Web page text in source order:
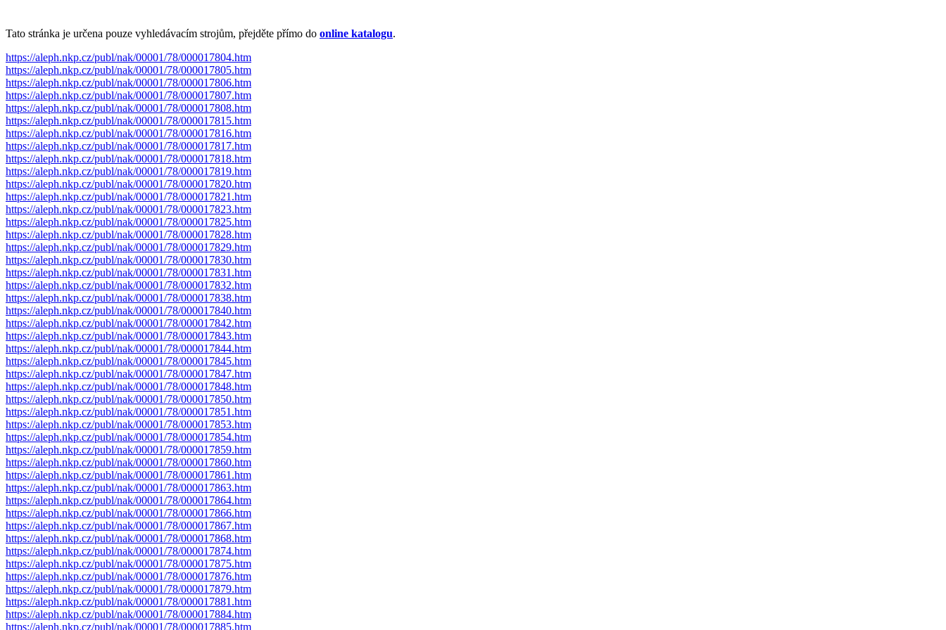
Tato stránka je určena pouze vyhledávacím strojům, přejděte přímo do online katalogu.
https://aleph.nkp.cz/publ/nak/00001/78/000017804.htm
https://aleph.nkp.cz/publ/nak/00001/78/000017805.htm
https://aleph.nkp.cz/publ/nak/00001/78/000017806.htm
https://aleph.nkp.cz/publ/nak/00001/78/000017807.htm
https://aleph.nkp.cz/publ/nak/00001/78/000017808.htm
https://aleph.nkp.cz/publ/nak/00001/78/000017815.htm
https://aleph.nkp.cz/publ/nak/00001/78/000017816.htm
https://aleph.nkp.cz/publ/nak/00001/78/000017817.htm
https://aleph.nkp.cz/publ/nak/00001/78/000017818.htm
https://aleph.nkp.cz/publ/nak/00001/78/000017819.htm
https://aleph.nkp.cz/publ/nak/00001/78/000017820.htm
https://aleph.nkp.cz/publ/nak/00001/78/000017821.htm
https://aleph.nkp.cz/publ/nak/00001/78/000017823.htm
https://aleph.nkp.cz/publ/nak/00001/78/000017825.htm
https://aleph.nkp.cz/publ/nak/00001/78/000017828.htm
https://aleph.nkp.cz/publ/nak/00001/78/000017829.htm
https://aleph.nkp.cz/publ/nak/00001/78/000017830.htm
https://aleph.nkp.cz/publ/nak/00001/78/000017831.htm
https://aleph.nkp.cz/publ/nak/00001/78/000017832.htm
https://aleph.nkp.cz/publ/nak/00001/78/000017838.htm
https://aleph.nkp.cz/publ/nak/00001/78/000017840.htm
https://aleph.nkp.cz/publ/nak/00001/78/000017842.htm
https://aleph.nkp.cz/publ/nak/00001/78/000017843.htm
https://aleph.nkp.cz/publ/nak/00001/78/000017844.htm
https://aleph.nkp.cz/publ/nak/00001/78/000017845.htm
https://aleph.nkp.cz/publ/nak/00001/78/000017847.htm
https://aleph.nkp.cz/publ/nak/00001/78/000017848.htm
https://aleph.nkp.cz/publ/nak/00001/78/000017850.htm
https://aleph.nkp.cz/publ/nak/00001/78/000017851.htm
https://aleph.nkp.cz/publ/nak/00001/78/000017853.htm
https://aleph.nkp.cz/publ/nak/00001/78/000017854.htm
https://aleph.nkp.cz/publ/nak/00001/78/000017859.htm
https://aleph.nkp.cz/publ/nak/00001/78/000017860.htm
https://aleph.nkp.cz/publ/nak/00001/78/000017861.htm
https://aleph.nkp.cz/publ/nak/00001/78/000017863.htm
https://aleph.nkp.cz/publ/nak/00001/78/000017864.htm
https://aleph.nkp.cz/publ/nak/00001/78/000017866.htm
https://aleph.nkp.cz/publ/nak/00001/78/000017867.htm
https://aleph.nkp.cz/publ/nak/00001/78/000017868.htm
https://aleph.nkp.cz/publ/nak/00001/78/000017874.htm
https://aleph.nkp.cz/publ/nak/00001/78/000017875.htm
https://aleph.nkp.cz/publ/nak/00001/78/000017876.htm
https://aleph.nkp.cz/publ/nak/00001/78/000017879.htm
https://aleph.nkp.cz/publ/nak/00001/78/000017881.htm
https://aleph.nkp.cz/publ/nak/00001/78/000017884.htm
https://aleph.nkp.cz/publ/nak/00001/78/000017885.htm